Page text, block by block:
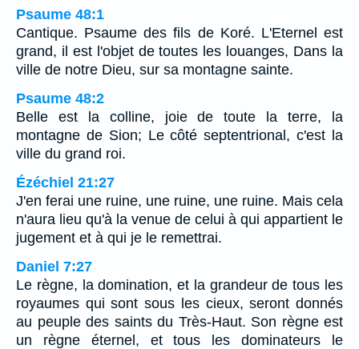
Psaume 48:1
Cantique. Psaume des fils de Koré. L'Eternel est
grand, il est l'objet de toutes les louanges, Dans la
ville de notre Dieu, sur sa montagne sainte.
Psaume 48:2
Belle est la colline, joie de toute la terre, la
montagne de Sion; Le côté septentrional, c'est la
ville du grand roi.
Ézéchiel 21:27
J'en ferai une ruine, une ruine, une ruine. Mais cela
n'aura lieu qu'à la venue de celui à qui appartient le
jugement et à qui je le remettrai.
Daniel 7:27
Le règne, la domination, et la grandeur de tous les
royaumes qui sont sous les cieux, seront donnés
au peuple des saints du Très-Haut. Son règne est
un règne éternel, et tous les dominateurs le